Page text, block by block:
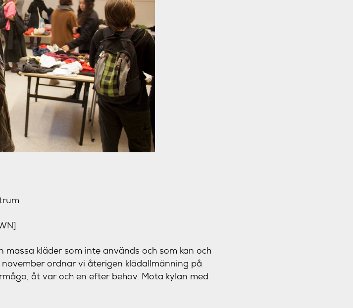
kläder som inte används och som kan och
ordnar vi återigen klädallmänning på
åt var och en efter behov. Mota kylan med